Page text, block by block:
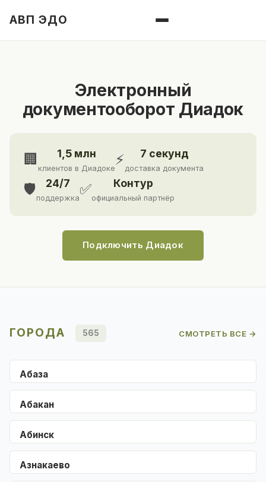
АВП ЭДО
Электронный
документооборот Диадок
🏢 1,5 млн
клиентов в Диадоке
⚡ 7 секунд
доставка документа
🛡️ 24/7
поддержка
✅ Контур
официальный партнёр
Подключить Диадок
ГОРОДА 565 СМОТРЕТЬ ВСЕ →
Абаза
Абакан
Абинск
Азнакаево